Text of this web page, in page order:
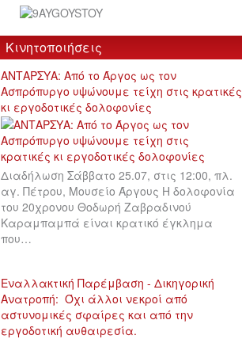
Κινητοποιήσεις
ΑΝΤΑΡΣΥΑ: Από το Άργος ως τον
Ασπρόπυργο υψώνουμε τείχη στις κρατικές
κι εργοδοτικές δολοφονίες
Διαδήλωση Σάββατο 25.07, στις 12:00, πλ.
αγ. Πέτρου, Μουσείο Άργους Η δολοφονία
του 20χρονου Θοδωρή Ζαβραδινού
Καραμπαμπά είναι κρατικό έγκλημα
που…
Εναλλακτική Παρέμβαση - Δικηγορική
Ανατροπή: Όχι άλλοι νεκροί από
αστυνομικές σφαίρες και από την
εργοδοτική αυθαιρεσία.